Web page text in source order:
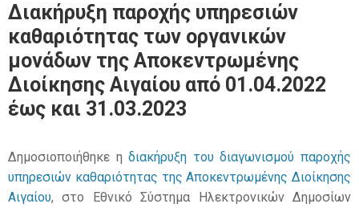
ΕΠΙΚΟΙΝΩΝΙΑ
Διακήρυξη παροχής υπηρεσιών
καθαριότητας των οργανικών
μονάδων της Αποκεντρωμένης
Διοίκησης Αιγαίου από 01.04.2022
έως και 31.03.2023
Δημοσιοποιήθηκε ηδιακήρυξη του διαγωνισμού παροχής
υπηρεσιών καθαριότητας της Αποκεντρωμένης Διοίκησης
Αιγαίου, στο Εθνικό Σύστημα Ηλεκτρονικών Δημοσίων